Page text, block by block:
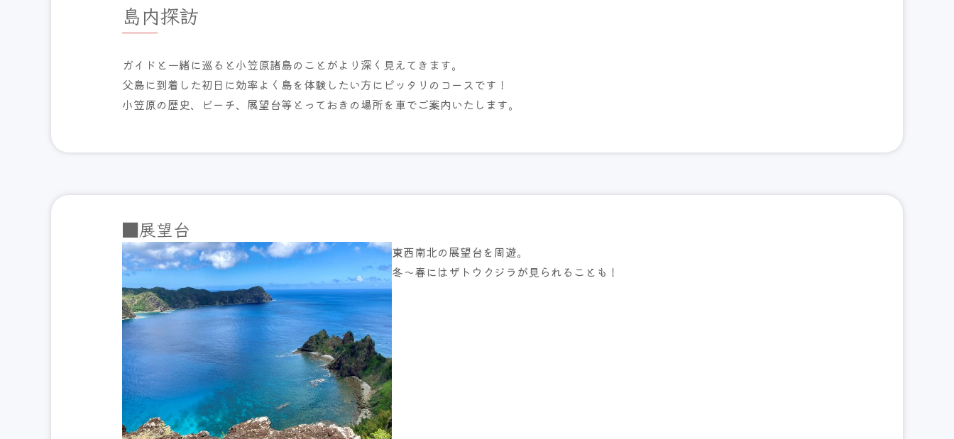
島内探訪
ガイドと一緒に巡ると小笠原諸島のことがより深く見えてきます。
父島に到着した初日に効率よく島を体験したい方にピッタリのコースです！
小笠原の歴史、ビーチ、展望台等とっておきの場所を車でご案内いたします。
■展望台
東西南北の展望台を周遊。
冬～春にはザトウクジラが見られることも！